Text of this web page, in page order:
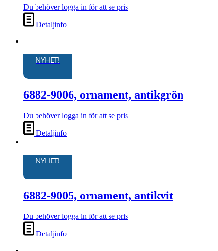
Du behöver logga in för att se pris
Detaljinfo
NYHET!
6882-9006, ornament, antikgrön
Du behöver logga in för att se pris
Detaljinfo
NYHET!
6882-9005, ornament, antikvit
Du behöver logga in för att se pris
Detaljinfo